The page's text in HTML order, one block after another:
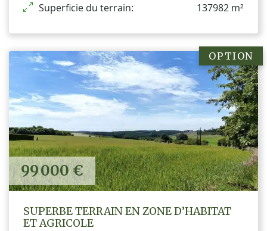
Superficie du terrain: 137982 m²
99 000 €
OPTION
SUPERBE TERRAIN EN ZONE D’HABITAT
ET AGRICOLE